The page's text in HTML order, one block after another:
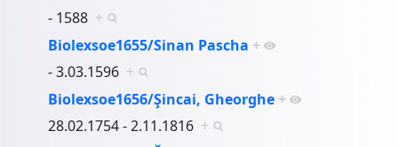
- 1588 +
Biolexsoe1655/Sinan Pascha +
- 3.03.1596 +
Biolexsoe1656/Şincai, Gheorghe +
28.02.1754 - 2.11.1816 +